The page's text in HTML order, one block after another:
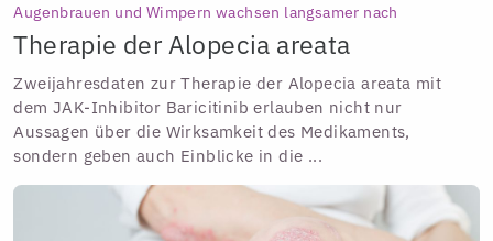
Augenbrauen und Wimpern wachsen langsamer nach
Therapie der Alopecia areata
Zweijahresdaten zur Therapie der Alopecia areata mit
dem JAK-Inhibitor Baricitinib erlauben nicht nur
Aussagen über die Wirksamkeit des Medikaments,
sondern geben auch Einblicke in die ...